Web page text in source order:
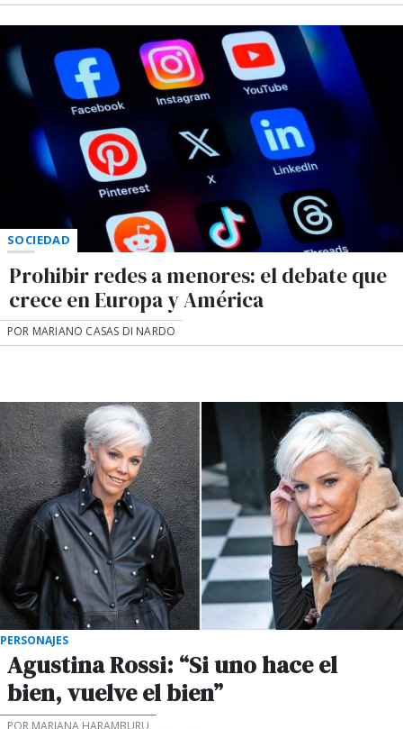
SOCIEDAD
Prohibir redes a menores: el debate que
crece en Europa y América
POR MARIANO CASAS DI NARDO
PERSONAJES
Agustina Rossi: “Si uno hace el
bien, vuelve el bien”
POR MARIANA HARAMBURU